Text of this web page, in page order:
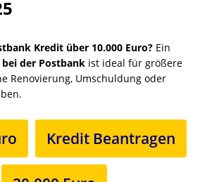
Kredit über 10.000 Euro? Ein
bei der Postbank ist ideal für größere
Renovierung, Umschuldung oder
Kredit Beantragen